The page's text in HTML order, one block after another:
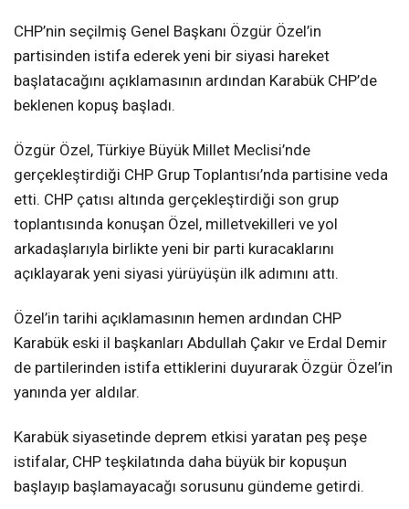
CHP’nin seçilmiş Genel Başkanı Özgür Özel’in
partisinden istifa ederek yeni bir siyasi hareket
başlatacağını açıklamasının ardından Karabük CHP’de
beklenen kopuş başladı.
Özgür Özel, Türkiye Büyük Millet Meclisi’nde
gerçekleştirdiği CHP Grup Toplantısı’nda partisine veda
etti. CHP çatısı altında gerçekleştirdiği son grup
toplantısında konuşan Özel, milletvekilleri ve yol
arkadaşlarıyla birlikte yeni bir parti kuracaklarını
açıklayarak yeni siyasi yürüyüşün ilk adımını attı.
Özel’in tarihi açıklamasının hemen ardından CHP
Karabük eski il başkanları Abdullah Çakır ve Erdal Demir
de partilerinden istifa ettiklerini duyurarak Özgür Özel’in
yanında yer aldılar.
Karabük siyasetinde deprem etkisi yaratan peş peşe
istifalar, CHP teşkilatında daha büyük bir kopuşun
başlayıp başlamayacağı sorusunu gündeme getirdi.